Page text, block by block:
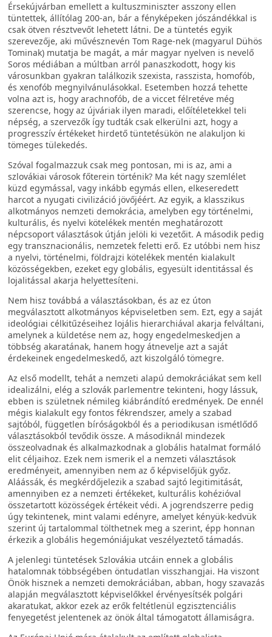
Érsekújvárban emellett a kultuszminiszter asszony ellen
tüntettek, állítólag 200-an, bár a fényképeken jószándékkal is
csak ötven résztvevőt lehetett látni. De a tüntetés egyik
szerevezője, aki művésznevén Tom Rage-nek (magyarul Dühös
Tominak) mutatja be magát, a már magyar nyelven is nevelő
Soros médiában a múltban arról panaszkodott, hogy kis
városunkban gyakran találkozik szexista, rasszista, homofób,
és xenofób megnyilvánulásokkal. Esetemben hozzá tehette
volna azt is, hogy arachnofób, de a viccet félretéve még
szerencse, hogy az újváriak ilyen maradi, előítéletekkel teli
népség, a szervezők így tudták csak elkerülni azt, hogy a
progresszív értékeket hirdető tüntetésükön ne alakuljon ki
tömeges tülekedés.
Szóval fogalmazzuk csak meg pontosan, mi is az, ami a
szlovákiai városok főterein történik? Ma két nagy szemlélet
küzd egymással, vagy inkább egymás ellen, elkeseredett
harcot a nyugati civilizáció jövőjéért. Az egyik, a klasszikus
alkotmányos nemzeti demokrácia, amelyben egy történelmi,
kulturális, és nyelvi kötelékek mentén meghatározott
népcsoport választások útján jelöli ki vezetőit. A második pedig
egy transznacionális, nemzetek feletti erő. Ez utóbbi nem hisz
a nyelvi, történelmi, földrajzi kötelékek mentén kialakult
közösségekben, ezeket egy globális, egyesült identitással és
lojalitással akarja helyettesíteni.
Nem hisz továbbá a választásokban, és az ez úton
megválasztott alkotmányos képviseletben sem. Ezt, egy a saját
ideológiai célkitűzéseihez lojális hierarchiával akarja felváltani,
amelynek a küldetése nem az, hogy engedelmeskedjen a
többség akaratának, hanem hogy átnevelje azt a saját
érdekeinek engedelmeskedő, azt kiszolgáló tömegre.
Az első modellt, tehát a nemzeti alapú demokráciákat sem kell
idealizálni, elég a szlovák parlementre tekinteni, hogy lássuk,
ebben is születnek némileg kiábrándító eredmények. De ennél
mégis kialakult egy fontos fékrendszer, amely a szabad
sajtóból, független bíróságokból és a periodikusan ismétlődő
választásokból tevődik össze. A másodiknál mindezek
összeolvadnak és alkalmazkodnak a globális hatalmat formáló
elit céljaihoz. Ezek nem ismerik el a nemzeti választások
eredményeit, amennyiben nem az ő képviselőjük győz.
Aláássák, és megkérdőjelezik a szabad sajtó legitimitását,
amennyiben ez a nemzeti értékeket, kulturális kohézióval
összetartott közösségek értékeit védi. A jogrendszerre pedig
úgy tekintenek, mint valami edényre, amelyet kényük-kedvük
szerint új tartalommal tölthetnek meg a szerint, épp honnan
érkezik a globális hegemóniájukat veszélyeztető támadás.
A jelenlegi tüntetések Szlovákia utcáin ennek a globális
hatalomnak többségében öntudatlan visszhangjai. Ha viszont
Önök hisznek a nemzeti demokráciában, abban, hogy szavazás
alapján megválasztott képviselőkkel érvényesítsék polgári
akaratukat, akkor ezek az erők feltétlenül egzisztenciális
fenyegetést jelentenek az önök által támogatott államiságra.